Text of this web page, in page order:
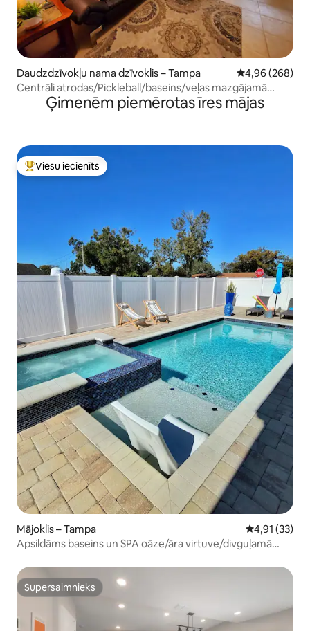
Daudzdzīvokļu nama dzīvoklis – Tampa Vidējais
4,96 (268)
Centrāli atrodas/Pickleball/baseins/veļas mazgājamā
mašīna/žāvētājs/jautrība
Ģimenēm piemērotas īres mājas
Populārs viesu iecienīts mājoklis
Viesu iecienīts
Mājoklis – Tampa Vidējais
4,91 (33)
Apsildāms baseins un SPA oāze/āra virtuve/divguļamā
Supersaimnieks
Supersaimnieks